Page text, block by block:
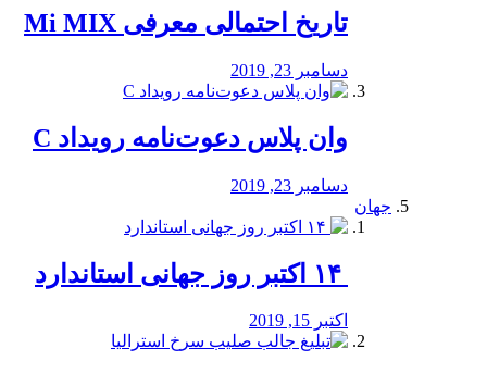
تاریخ احتمالی معرفی Mi MIX
دسامبر 23, 2019
وان پلاس دعوت‌نامه رویداد C
دسامبر 23, 2019
جهان
اکتبر 15, 2019